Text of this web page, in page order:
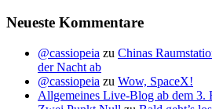
Neueste Kommentare
@cassiopeia zu Chinas
der Nacht ab
@cassiopeia zu Wow, SpaceX!
Allgemeines Live-Blog ab dem 3.